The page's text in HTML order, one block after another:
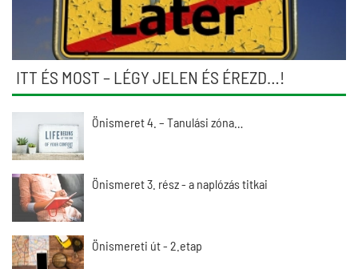
ITT ÉS MOST – LÉGY JELEN ÉS ÉREZD…!
Önismeret 4. – Tanulási zóna…
Önismeret 3. rész - a naplózás titkai
Önismereti út - 2.etap